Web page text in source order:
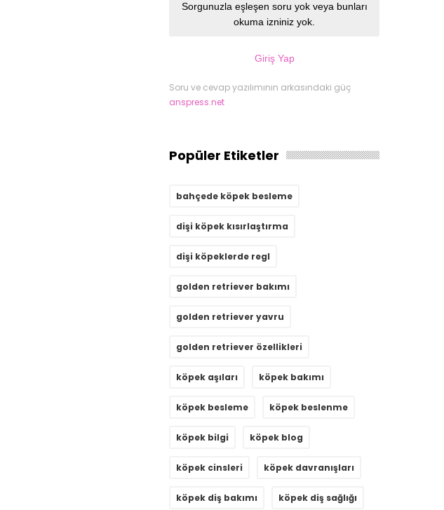
Sorgunuzla eşleşen soru yok veya bunları
okuma izniniz yok.
Giriş Yap
Soru ve cevap yazılımının arkasındaki güç
anspress.net
Popüler Etiketler
bahçede köpek besleme
dişi köpek kısırlaştırma
dişi köpeklerde regl
golden retriever bakımı
golden retriever yavru
golden retriever özellikleri
köpek aşıları köpek bakımı
köpek besleme köpek beslenme
köpek bilgi köpek blog
köpek cinsleri köpek davranışları
köpek diş bakımı köpek diş sağlığı